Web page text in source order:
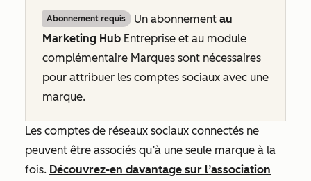
Abonnement requis Un abonnement au
Marketing Hub Entreprise et au module
complémentaire Marques sont nécessaires
pour attribuer les comptes sociaux avec une
marque.
Les comptes de réseaux sociaux connectés ne
peuvent être associés qu’à une seule marque à la
fois. Découvrez-en davantage sur l’association